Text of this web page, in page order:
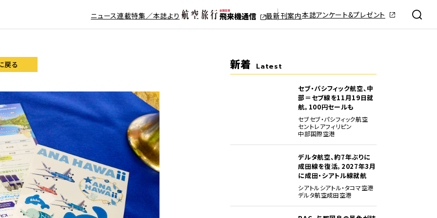
ニュース連載特集／本誌より 最新刊案内本誌アンケート&プレゼント
戻る 新着 Latest
セブ・パシフィック航空、中
部＝セブ線を11月19日就
航。100円セールも
セブセブ・パシフィック航空
セントレアフィリピン
中部国際空港
デルタ航空、約7年ぶりに
成田線を復活。2027年3月
に成田・シアトル線就航
シアトルシアトル・タコマ空港
デルタ航空成田空港